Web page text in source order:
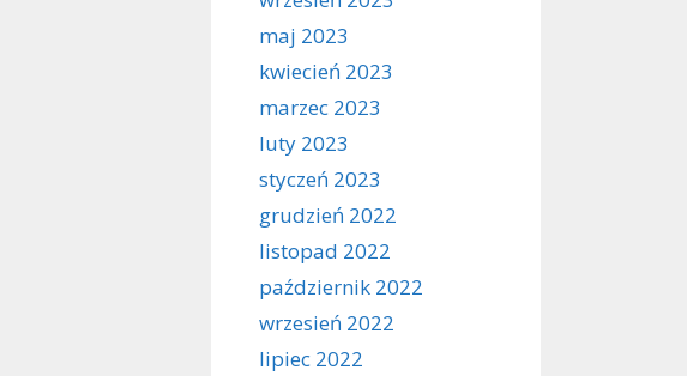
maj 2023
kwiecień 2023
marzec 2023
luty 2023
styczeń 2023
grudzień 2022
listopad 2022
październik 2022
wrzesień 2022
lipiec 2022